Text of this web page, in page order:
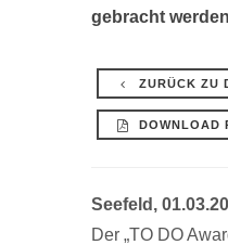
gebracht werden
ZURÜCK ZU
DOWNLOAD
Seefeld,
Der „TO DO